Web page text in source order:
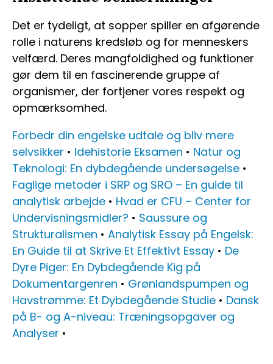
Det er tydeligt, at sopper spiller en afgørende
rolle i naturens kredsløb og for menneskers
velfærd. Deres mangfoldighed og funktioner
gør dem til en fascinerende gruppe af
organismer, der fortjener vores respekt og
opmærksomhed.
Forbedr din engelske udtale og bliv mere
selvsikker • Idehistorie Eksamen • Natur og
Teknologi: En dybdegående undersøgelse •
Faglige metoder i SRP og SRO – En guide til
analytisk arbejde • Hvad er CFU – Center for
Undervisningsmidler? • Saussure og
Strukturalismen • Analytisk Essay på Engelsk:
En Guide til at Skrive Et Effektivt Essay • De
Dyre Piger: En Dybdegående Kig på
Dokumentargenren • Grønlandspumpen og
Havstrømme: Et Dybdegående Studie • Dansk
på B- og A-niveau: Træningsopgaver og
Analyser •